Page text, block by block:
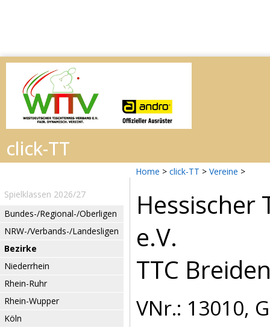
Home > click-TT > Vereine >
Spielklassen 2026/27
Bundes-/Regional-/Oberligen
NRW-/Verbands-/Landesligen
Bezirke
Niederrhein
Rhein-Ruhr
Rhein-Wupper
Köln
Hessischer
e.V.
TTC
VNr.: 13010,